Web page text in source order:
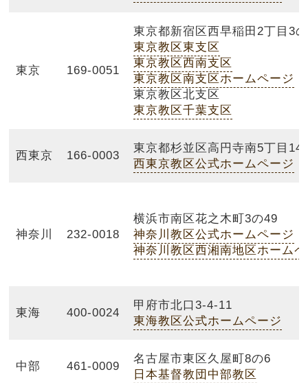
東京 169-0051
東京都新宿区西早稲田2丁目3
東京教区東支区
東京教区西南支区
東京教区南支区ホームページ
東京教区北支区
東京教区千葉支区
西東京 166-0003
東京都杉並区高円寺南5丁目14
西東京教区公式ホームページ
神奈川 232-0018
横浜市南区花之木町3の49
神奈川教区公式ホームページ
神奈川教区西湘南地区ホーム
東海 400-0024
甲府市北口3-4-11
東海教区公式ホームページ
中部 461-0009
名古屋市東区久屋町8の6
日本基督教団中部教区